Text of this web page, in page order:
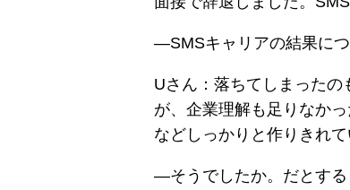
―SMSキャリアの結果につ
Uさん：落ちてしまった
が、企業理解も足りなか
などしっかりと作りきれ
―そうでしたか。だとする